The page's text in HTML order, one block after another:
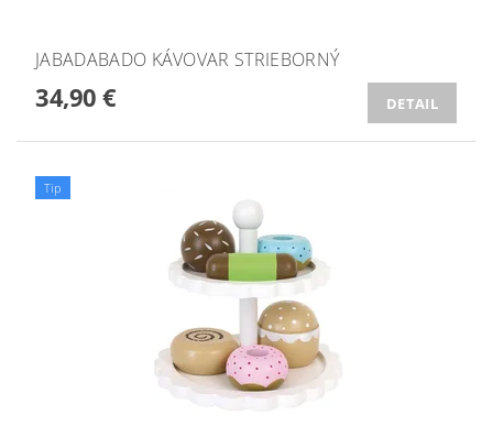
JABADABADO KÁVOVAR STRIEBORNÝ
34,90 € DETAIL
Tip